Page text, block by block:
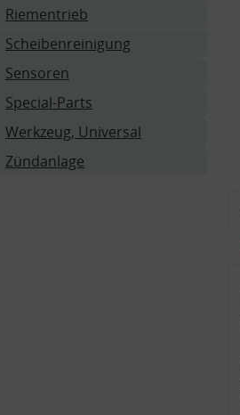
Riementrieb
Scheibenreinigung
Sensoren
Special-Parts
Werkzeug, Universal
Zündanlage